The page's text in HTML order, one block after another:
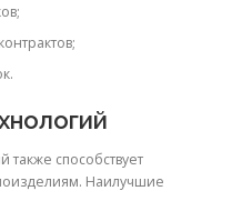
способствует
Наилучшие